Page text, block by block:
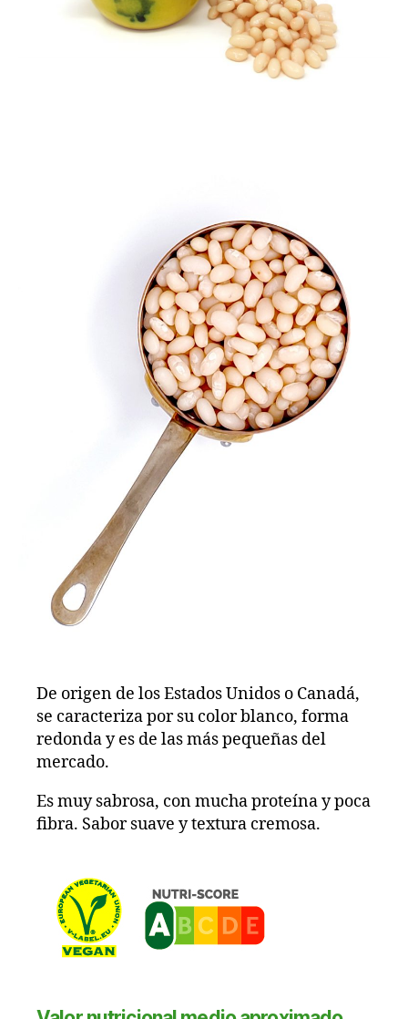
De origen de los Estados Unidos o Canadá,
se caracteriza por su color blanco, forma
redonda y es de las más pequeñas del
mercado.
Es muy sabrosa, con mucha proteína y poca
fibra. Sabor suave y textura cremosa.